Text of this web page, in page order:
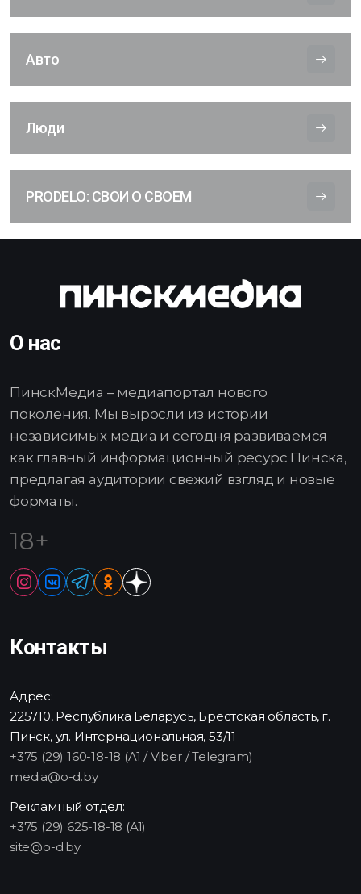
Авто
Люди
PRODELO: СВОИ О СВОЕМ
О нас
ПинскМедиа – медиапортал нового
поколения. Мы выросли из истории
независимых медиа и сегодня развиваемся
как главный информационный ресурс Пинска,
предлагая аудитории свежий взгляд и новые
форматы.
18+
Контакты
Адрес:
225710, Республика Беларусь, Брестская область, г.
Пинск, ул. Интернациональная, 53/11
+375 (29) 160-18-18 (A1 / Viber / Telegram)
media@o-d.by
Рекламный отдел:
+375 (29) 625-18-18 (A1)
site@o-d.by